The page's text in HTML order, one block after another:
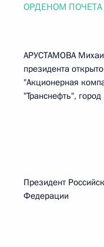
ОРДЕНОМ ПОЧЕТА
АРУСТАМОВА
президента
"Акционерная
"Транснефть",
Президент